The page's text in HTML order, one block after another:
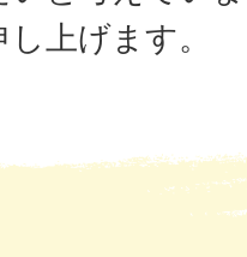
上げます。